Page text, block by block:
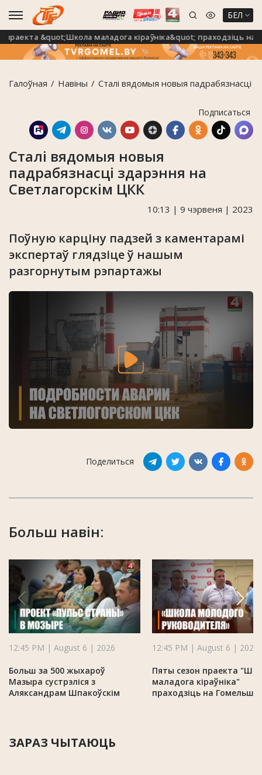
БЕЛ
&quot;Школа маладога кіраўніка&quot; праходзіць на
Галоўная Навiны Сталі вядомыя новыя падрабязнасці
Подписаться
Сталі вядомыя новыя
падрабязнасці здарэння на
Светлагорскім ЦКК
10:13 | 9 чэрвеня | 2023
Поўную карціну падзей з каментарамі
экспертаў глядзіце ў нашым
разгорнутым рэпартажы
Поделиться
Больш навін:
12:45 PM | August 6 | 2026
Больш за 500 жыхароў
Мазыра сустрэліся з
Аляксандрам Шпакоўскім
12:45 PM | August 6 | 2026
Пяты сезон праекта
маладога кіраўніка"
праходзіць на
ЗАРАЗ ЧЫТАЮЦЬ